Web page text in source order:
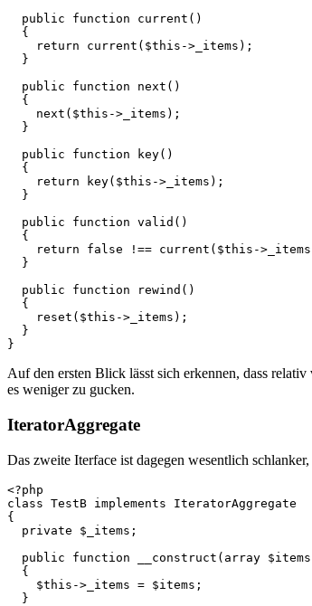
  public function current()
  {
    return current($this->_items);
  }
  public function next()
  {
    next($this->_items);
  }
  public function key()
  {
    return key($this->_items);
  }
  public function valid()
  {
return false !== current($this-
  }
  public function rewind()
  {
    reset($this->_items);
  }
}
Auf den ersten Blick lässt sich erkennen, dass
es weniger zu gucken.
IteratorAggregate
Das zweite Iterface ist dagegen wesentlich
<?php
class TestB implements IteratorAggregate
{
  private $_items;
public function __construct(array
  {
    $this->_items = $items;
  }